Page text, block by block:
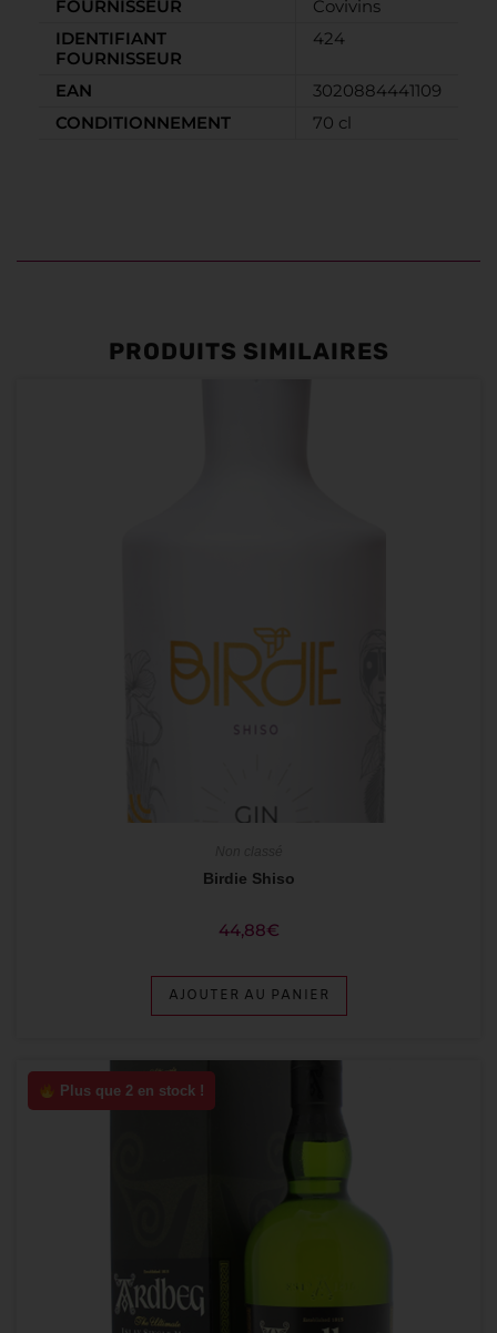
FOURNISSEUR
Covivins
IDENTIFIANT
FOURNISSEUR
424
EAN
3020884441109
CONDITIONNEMENT
70 cl
PRODUITS SIMILAIRES
Birdie Shiso
44,88€
AJOUTER AU PANIER
Plus que 2 en stock !